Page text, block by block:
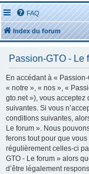
FAQ
Index du forum
Passion-GTO - Le
En accédant à «
« notre », « nos », «
gto.net »), vous acceptez
suivantes. Si vous
conditions suivantes,
Le forum ». Nous
ferons tout pour que
régulièrement celles-ci
GTO - Le forum » alors
d’être légalement